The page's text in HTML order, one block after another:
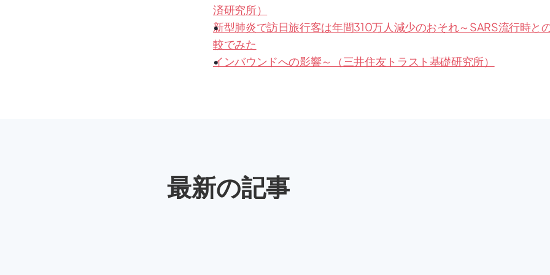
済研究所）
新型肺炎で訪日旅行客は年間310万人減少のおそれ～SARS流行時と
較でみた
インバウンドへの影響～（三井住友トラスト基礎研究所）
最新の記事